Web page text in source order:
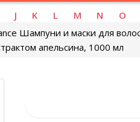
J K L M N O
Шампуни и маски для
апельсина, 1000 мл